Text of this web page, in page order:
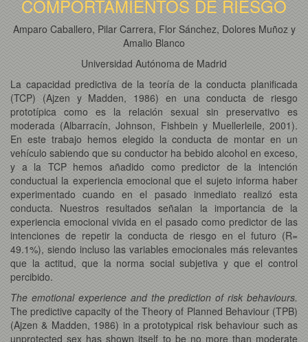
COMPORTAMIENTOS DE RIESGO
Amparo Caballero, Pilar Carrera, Flor Sánchez, Dolores Muñoz y
Amalio Blanco
Universidad Autónoma de Madrid
La capacidad predictiva de la teoría de la conducta planificada
(TCP) (Ajzen y Madden, 1986) en una conducta de riesgo
prototípica como es la relación sexual sin preservativo es
moderada (Albarracín, Johnson, Fishbein y Muellerleile, 2001).
En este trabajo hemos elegido la conducta de montar en un
vehículo sabiendo que su conductor ha bebido alcohol en exceso,
y a la TCP hemos añadido como predictor de la intención
conductual la experiencia emocional que el sujeto informa haber
experimentado cuando en el pasado inmediato realizó esta
conducta. Nuestros resultados señalan la importancia de la
experiencia emocional vivida en el pasado como predictor de las
intenciones de repetir la conducta de riesgo en el futuro (R=
49.1%), siendo incluso las variables emocionales más relevantes
que la actitud, que la norma social subjetiva y que el control
percibido.
The emotional experience and the prediction of risk behaviours.
The predictive capacity of the Theory of Planned Behaviour (TPB)
(Ajzen & Madden, 1986) in a prototypical risk behaviour such as
unprotected sex has shown itself to be no more than moderate